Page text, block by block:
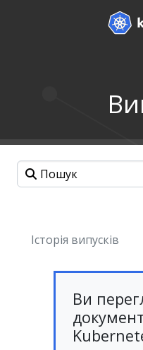
Історія випусків
Ви